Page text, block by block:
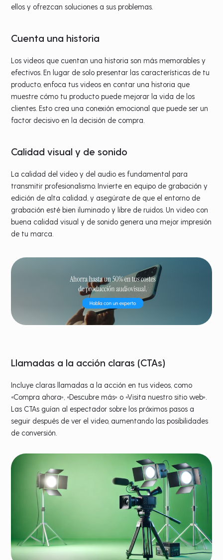
ellos y ofrezcan soluciones a sus problemas.
Cuenta una historia
Los videos que cuentan una historia son más memorables y
efectivos. En lugar de solo presentar las características de tu
producto, enfoca tus videos en contar una historia que
muestre cómo tu producto puede mejorar la vida de los
clientes. Esto crea una conexión emocional que puede ser un
factor decisivo en la decisión de compra.
Calidad visual y de sonido
La calidad del video y del audio es fundamental para
transmitir profesionalismo. Invierte en equipo de grabación y
edición de alta calidad, y asegúrate de que el entorno de
grabación esté bien iluminado y libre de ruidos. Un video con
buena calidad visual y de sonido genera una mejor impresión
de tu marca​.
Llamadas a la acción claras (CTAs)
Incluye claras llamadas a la acción en tus videos, como
«Compra ahora», «Descubre más» o «Visita nuestro sitio web».
Las CTAs guían al espectador sobre los próximos pasos a
seguir después de ver el video, aumentando las posibilidades
de conversión.